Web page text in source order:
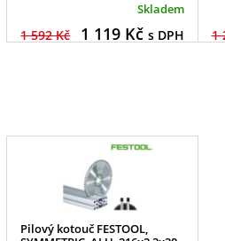
Skladem
1 592 Kč 1 119Kč s DPH 1
Pilový kotouč FESTOOL,